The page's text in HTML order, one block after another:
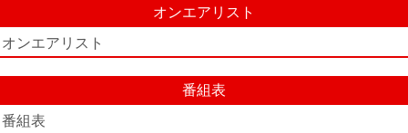
オンエアリスト
オンエアリスト
番組表
番組表